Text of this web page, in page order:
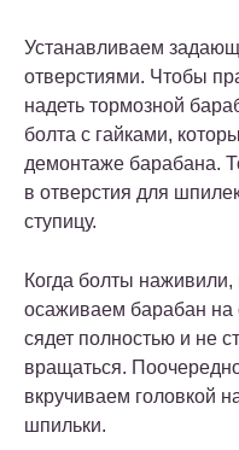
Устанавливаем
отверстиями. Чтобы
надеть тормозной
болта с гайками,
демонтаже барабана.
в отверстия для
ступицу.
Когда болты наживили,
осаживаем барабан на
сядет полностью и не
вращаться.
вкручиваем головкой
шпильки.